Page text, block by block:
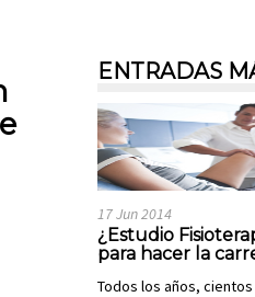
ENTRADAS
17 Jun 2014
¿Estudio
para hacer la
Todos los años,